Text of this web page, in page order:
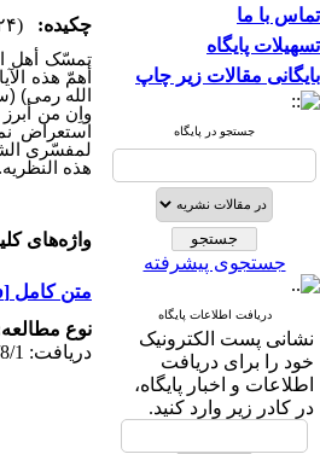
تماس با ما
تسهیلات پایگاه
بایگانی مقالات زیر چاپ
جستجو در پایگاه
جستجوی پیشرفته
دریافت اطلاعات پایگاه
نشانی پست الکترونیک
خود را برای دریافت
اطلاعات و اخبار پایگاه،
در کادر زیر وارد کنید.
چکیده: (۳۲۴ مشاهده)
تمسّک أهل
الله رمی) (سوره الأفعال/ 17) و:
واِن من
استعراض
لمفسّری
هذه
واژه‌های
متن کامل [PDF 403 kb]
نوع
دریافت: 1403/8/1 | پذیرش: 1402/7/1 | انتشار: 1402/7/1